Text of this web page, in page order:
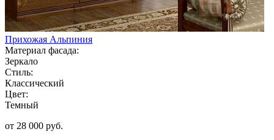
Прихожая Альпиния
Материал фасада:
Зеркало
Стиль:
Классический
Цвет:
Темный
от 28 000 руб.